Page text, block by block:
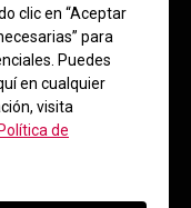
clic en “Aceptar
para
Puedes
en cualquier
visita
de